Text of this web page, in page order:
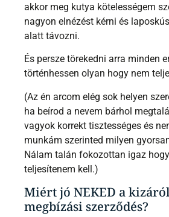
akkor meg kutya kötelességem
nagyon elnézést kérni és
alatt távozni.
És persze törekedni arra minden
történhessen olyan hogy nem
(Az én arcom elég sok helyen
ha beírod a nevem bárhol
vagyok korrekt tisztességes és
munkám szerinted milyen
Nálam talán fokozottan igaz
teljesítenem kell.)
Miért jó NEKED a
megbízási szerződés?